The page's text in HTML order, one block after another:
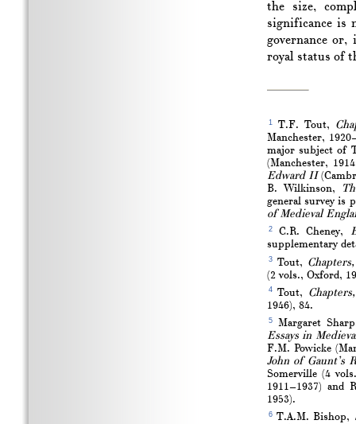
the size,
significance is
governance
royal status of
1T.F. Tout,
Manchester,
major subject of
(Manchester,
Edward II
B. Wilkinson,
general survey is
of Medieval
2C.R. Cheney,
supplementary
3Tout, Chapters,
(2 vols., Oxford,
4Tout, Chapters,
1946), 84.
5Margaret
Essays in
F.M. Powicke
John of Gaunt’s
Somerville (4
1911–1937) and
1953).
6T.A.M. Bishop,